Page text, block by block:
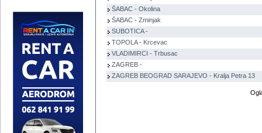
ŠABAC - Okolina
ŠABAC - Zminjak
SUBOTICA -
TOPOLA - Krcevac
VLADIMIRCI - Trbusac
ZAGREB -
ZAGREB BEOGRAD SARAJEVO - Kralja Petra 13